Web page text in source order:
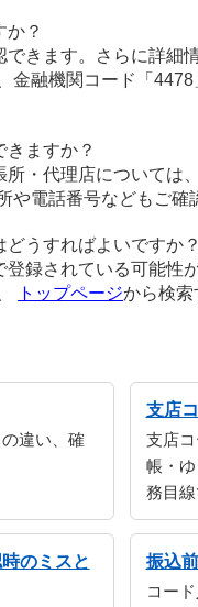
か？
きます。さらに詳細
金融機関コード「
ますか？
・代理店については
電話番号などもご確
うすればよいですか？
登録されている可能性
トップページから検索
違い、確
支店
支店
帳・
務目線
のミスと
振込
コー